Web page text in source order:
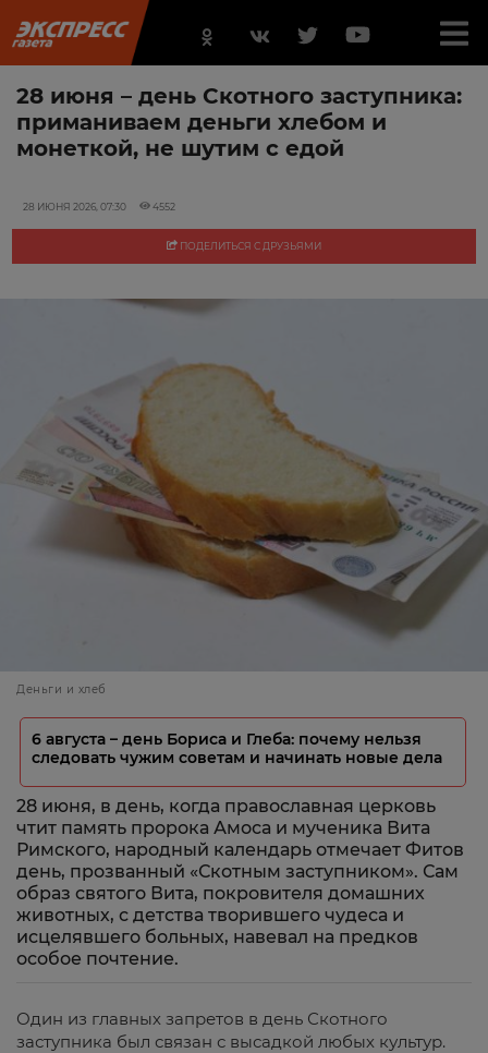
28 июня – день Скотного заступника:
приманиваем деньги хлебом и
монеткой, не шутим с едой
28 ИЮНЯ 2026, 07:30 4552
ПОДЕЛИТЬСЯ С ДРУЗЬЯМИ
Деньги и хлеб
6 августа – день Бориса и Глеба: почему нельзя
следовать чужим советам и начинать новые дела
28 июня, в день, когда православная церковь
чтит память пророка Амоса и мученика Вита
Римского, народный календарь отмечает Фитов
день, прозванный «Скотным заступником». Сам
образ святого Вита, покровителя домашних
животных, с детства творившего чудеса и
исцелявшего больных, навевал на предков
особое почтение.
Один из главных запретов в день Скотного
заступника был связан с высадкой любых культур.